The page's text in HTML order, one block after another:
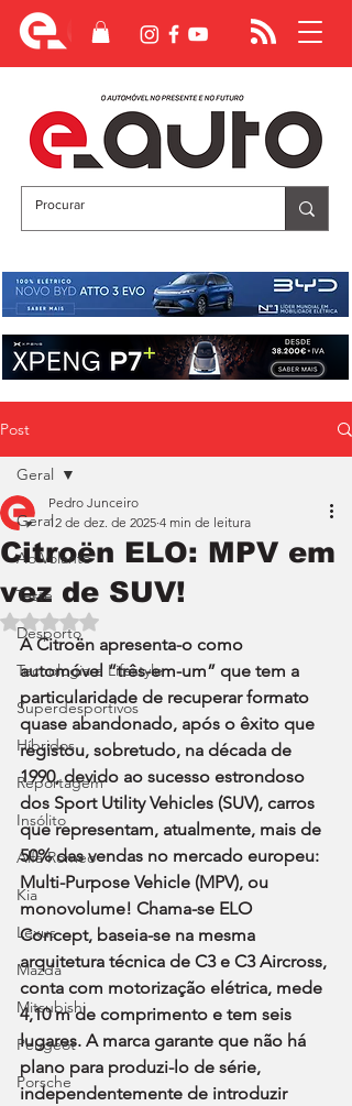
Post
Geral
Ao Volante
Teste
Desporto
Tecnologia e Lifestyle
Superdesportivos
Híbridos
Reportagem
Insólito
Alfa Romeo
Kia
Lexus
Mazda
Mitsubishi
Peugeot
Porsche
Geral
Citroën ELO: MPV em
vez de SUV!
Pedro Junceiro
12 de dez. de 2025 4 min de leitura
Avaliado com NaN de 5 estrelas.
A Citroën apresenta-o como
automóvel “três-em-um” que tem a
particularidade de recuperar formato
quase abandonado, após o êxito que
registou, sobretudo, na década de
1990, devido ao sucesso estrondoso
dos Sport Utility Vehicles (SUV), carros
que representam, atualmente, mais de
50% das vendas no mercado europeu:
Multi-Purpose Vehicle (MPV), ou
monovolume! Chama-se ELO
Concept, baseia-se na mesma
arquitetura técnica de C3 e C3 Aircross,
conta com motorização elétrica, mede
4,10 m de comprimento e tem seis
lugares. A marca garante que não há
plano para produzi-lo de série,
independentemente de introduzir